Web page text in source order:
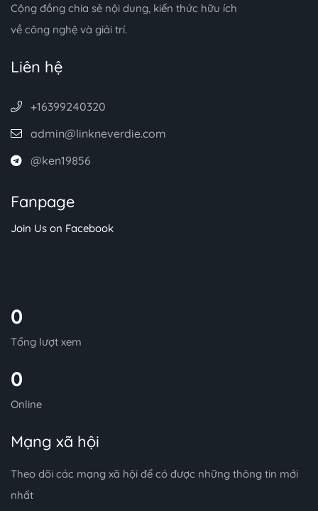
Cộng đồng chia sẻ nội dung, kiến thức hữu ích
về công nghệ và giải trí.
Liên hệ
+16399240320
admin@linkneverdie.com
@ken19856
Fanpage
Join Us on Facebook
0
Tổng lượt xem
0
Online
Mạng xã hội
Theo dõi các mạng xã hội để có được những thông tin mới
nhất